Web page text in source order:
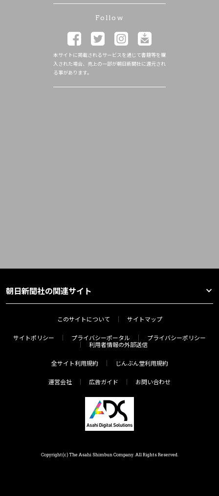
Follow
本サイトに掲載されるサービスを通じて書籍等を購
入された場合、売上の一部が朝日新聞社に還元され
る事があります。
朝日新聞社の関連サイト
このサイトについて サイトマップ
サイトポリシー プライバシーポータル
プライバシーポリシー
利用者情報の外部送信
全サイト利用規約 じんぶん堂利用規約
運営会社 広告ガイド お問い合わせ
Copyright(c) The Asahi Shimbun Company. All Rights Reserved.